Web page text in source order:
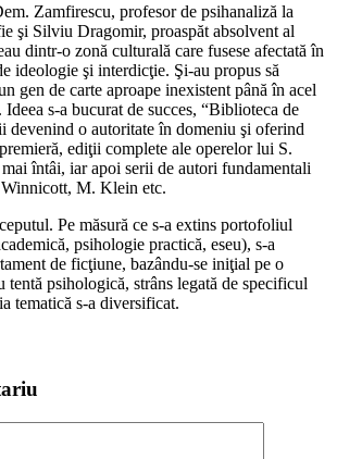
Zamfirescu, profesor de psihanaliză la
şi Silviu Dragomir, proaspăt absolvent al
dintr-o zonă culturală care fusese afectată în
ideologie şi interdicţie. Şi-au propus să
gen de carte aproape inexistent până în acel
s-a bucurat de succes, “Biblioteca de
devenind o autoritate în domeniu şi oferind
ediţii complete ale operelor lui S.
întâi, iar apoi serii de autori fundamentali
M. Klein etc.
Pe măsură ce s-a extins portofoliul
psihologie practică, eseu), s-a
de ficţiune, bazându-se iniţial pe o
tentă psihologică, strâns legată de specificul
tematică s-a diversificat.